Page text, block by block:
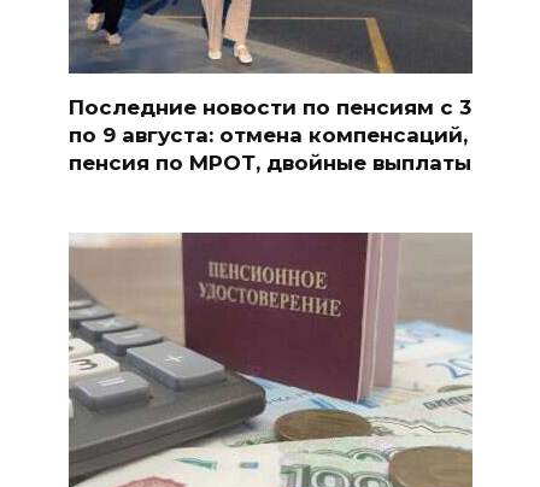
Последние новости по пенсиям с 3
по 9 августа: отмена компенсаций,
пенсия по МРОТ, двойные выплаты